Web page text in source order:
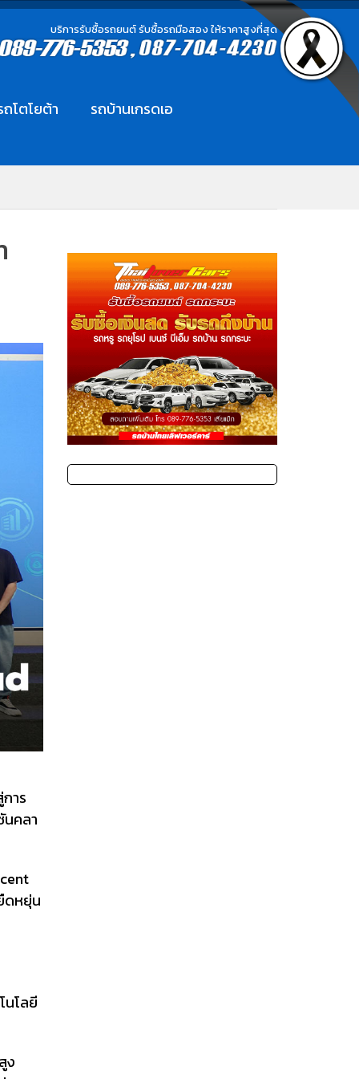
บริการรับซื้อรถยนต์ รับซื้อรถมือสอง ให้ราคาสูงที่สุด
โตโยต้า รถบ้านเกรดเอ
าร
นคลา
ดหยุ่น
นโลยี
ง